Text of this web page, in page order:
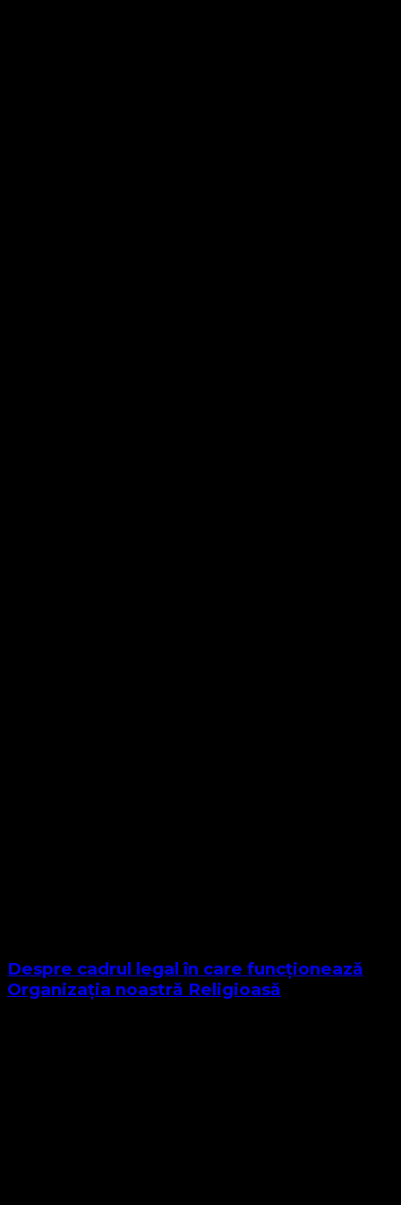
Despre cadrul legal în care funcționează
Organizația noastră Religioasă